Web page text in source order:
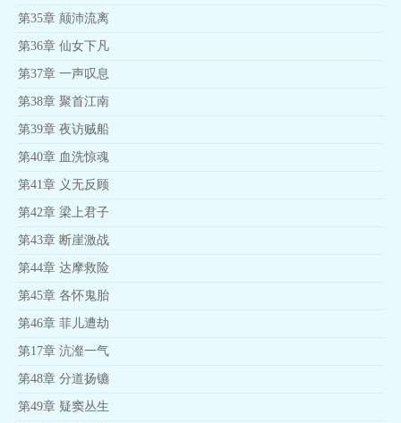
第35章 颠沛流离
第36章 仙女下凡
第37章 一声叹息
第38章 聚首江南
第39章 夜访贼船
第40章 血洗惊魂
第41章 义无反顾
第42章 梁上君子
第43章 断崖激战
第44章 达摩救险
第45章 各怀鬼胎
第46章 菲儿遭劫
第17章 沆瀣一气
第48章 分道扬镳
第49章 疑窦丛生